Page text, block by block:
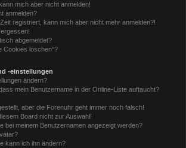
mich aber nicht anmelden!
anmelden?
registriert, kann mich aber nicht mehr anmelden?!
abgemeldet?
Cookies löschen“?
-einstellungen
ändern?
mein Benutzername in der Online-Liste auftaucht?
aber die Forenuhr geht immer noch falsch!
Board nicht zur Auswahl!
bei meinem Benutzernamen angezeigt werden?
kann ich ihn ändern?